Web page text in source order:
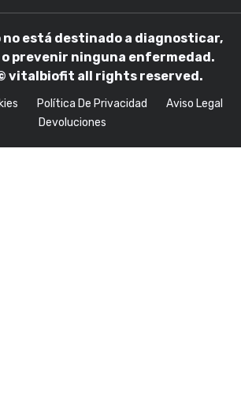
está destinado a diagnosticar,
prevenir ninguna enfermedad.
vitalbiofit all rights reserved.
Política De Privacidad
Aviso Legal
Devoluciones